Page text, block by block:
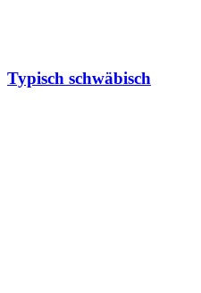
Typisch schwäbisch